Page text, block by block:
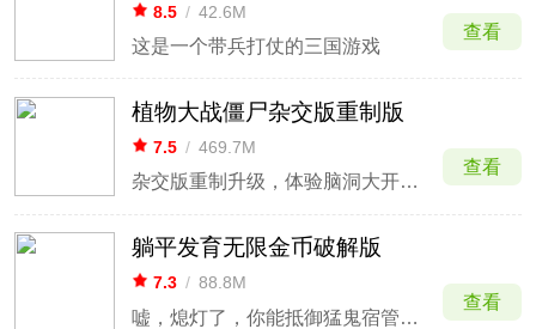
8.5 / 42.6M
这是一个带兵打仗的三国游戏
查看
植物大战僵尸杂交版重制版
7.5 / 469.7M
杂交版重制升级，体验脑洞大开的植物杂交对战
查看
躺平发育无限金币破解版
7.3 / 88.8M
嘘，熄灯了，你能抵御猛鬼宿管的gank吗？
查看